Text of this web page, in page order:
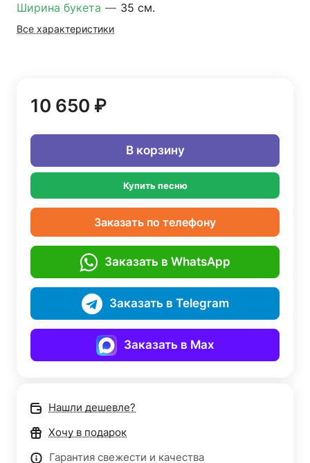
Ширина букета — 35 см.
Все характеристики
10 650 ₽
В корзину
Купить песню
Заказать по телефону
Заказать в WhatsApp
Заказать в Telegram
Заказать в Max
Нашли дешевле?
Хочу в подарок
Гарантия свежести и качества